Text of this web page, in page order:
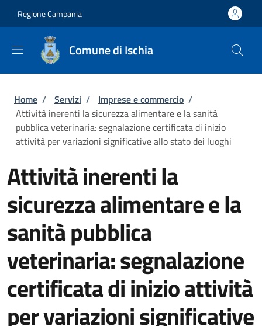
Regione Campania
Comune di Ischia
Briciole di pane
Home / Servizi / Imprese e commercio /
Attività inerenti la sicurezza alimentare e la sanità
pubblica veterinaria: segnalazione certificata di inizio
attività per variazioni significative allo stato dei luoghi
Attività inerenti la
sicurezza alimentare e la
sanità pubblica
veterinaria: segnalazione
certificata di inizio attività
per variazioni significative